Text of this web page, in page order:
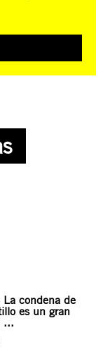
La condena de
es un gran
...